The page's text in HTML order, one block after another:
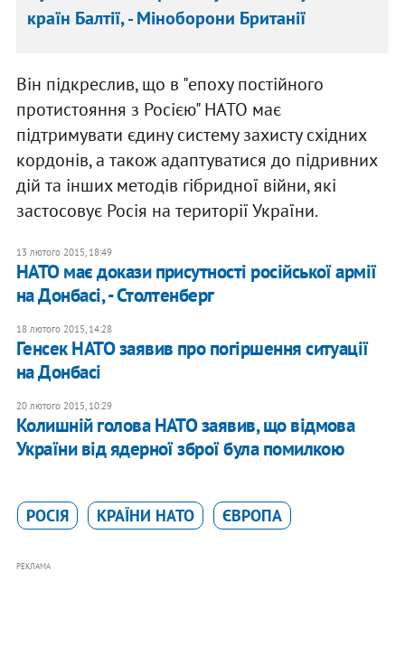
країн Балтії, - Міноборони Британії
Він підкреслив, що в "епоху постійного
протистояння з Росією" НАТО має
підтримувати єдину систему захисту східних
кордонів, а також адаптуватися до підривних
дій та інших методів гібридної війни, які
застосовує Росія на території України.
13 лютого 2015, 18:49
НАТО має докази присутності російської армії
на Донбасі, - Столтенберг
18 лютого 2015, 14:28
Генсек НАТО заявив про погіршення ситуації
на Донбасі
20 лютого 2015, 10:29
Колишній голова НАТО заявив, що відмова
України від ядерної зброї була помилкою
РОСІЯ КРАЇНИ НАТО ЄВРОПА
РЕКЛАМА